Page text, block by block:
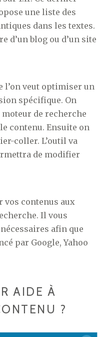
une liste des
dans les textes.
d’un blog ou d’un site
l’on veut optimiser un
spécifique. On
de recherche
contenu. Ensuite on
coller. L’outil va
de modifier
vos contenus aux
Il vous
afin que
par Google, Yahoo
AIDE À
?